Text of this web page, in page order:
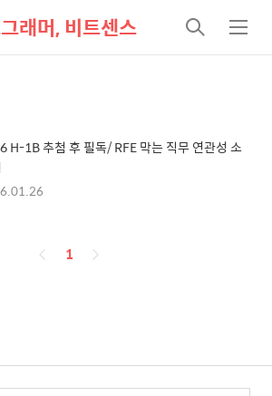
래머, 비트센스
검
색
메
뉴
H-1B 추첨 후 필독/ RFE 막는 직무 연관성 소
페
1